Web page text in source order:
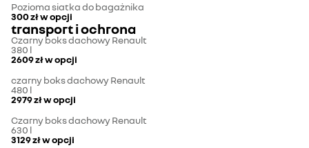
Pozioma siatka do bagażnika
300 złw opcji
transport i ochrona
Czarny boks dachowy Renault
380 l
2609 złw opcji
czarny boks dachowy Renault
480 l
2979 złw opcji
Czarny boks dachowy Renault
630 l
3129 złw opcji